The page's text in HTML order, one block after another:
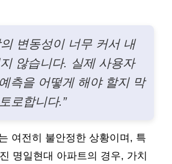
변동성이 너무 커서 내
않습니다. 실제 사용자
측을 어떻게 해야 할지 막
로합니다.”
여전히 불안정한 상황이며, 특
명일현대 아파트의 경우, 가치